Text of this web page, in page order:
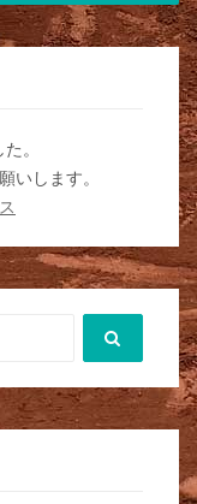
。
いします。